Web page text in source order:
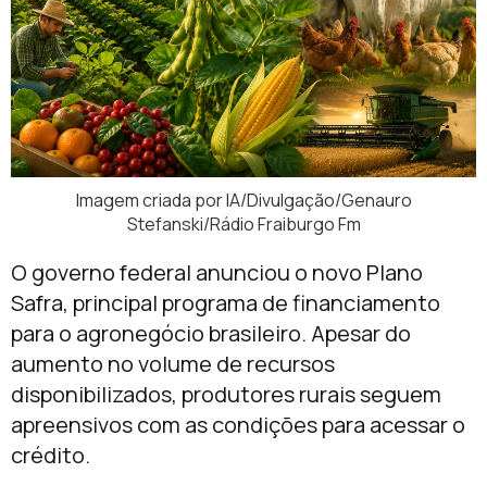
Imagem criada por IA/Divulgação/Genauro
Stefanski/Rádio Fraiburgo Fm
O governo federal anunciou o novo Plano
Safra, principal programa de financiamento
para o agronegócio brasileiro. Apesar do
aumento no volume de recursos
disponibilizados, produtores rurais seguem
apreensivos com as condições para acessar o
crédito.